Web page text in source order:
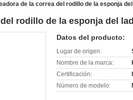
de la correa del rodillo de la esponja
rodillo de la esponja del
Datos del producto:
Lugar de origen:
Nombre de la marca:
Certificación:
Número de modelo: